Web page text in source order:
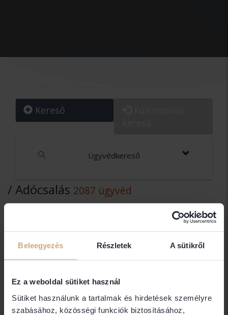
Beleegyezés Részletek A sütikről
Ez a weboldal sütiket használ
Sütiket használunk a tartalmak és hirdetések személyre
szabásához, közösségi funkciók biztosításához,
Kereső
Ügyvédkereső
/ Adócsalás 2087 ügyvéd
Dr. Deák Róbert egyéni ügyvéd
Dr. Dékány Dóra
Ügyvéd